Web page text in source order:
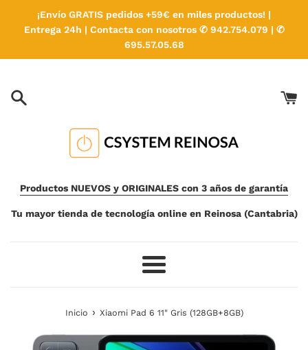
directamente
¡Envío GRATIS pedidos +59€ en miles productos! |
Entrega 24h | Contacta con nosotros ✆ 942.754.079 | ✆
695.57.05.68
Productos NUEVOS y ORIGINALES con 3 años de garantía
Tu mayor tienda de tecnología online en Reinosa (Cantabria)
Más
Inicio › Xiaomi Pad 6 11" Gris (128GB+8GB)